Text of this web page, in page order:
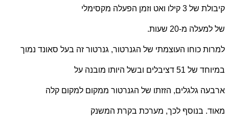
קיבולת של 3 קילו ואט וזמן הפעלה מקסימלי
של למעלה מ-20 שעות.
למרות כוחו העוצמתי של הגנרטור, גנרטור זה בעל סאונד נמוך
במיוחד של 51 דציבלים ובשל היותו מובנה על
ארבעה גלגלים, הזזתו של הגנרטור ממקום למקום קלה
מאוד. בנוסף לכך, מערכת בקרת המשנק